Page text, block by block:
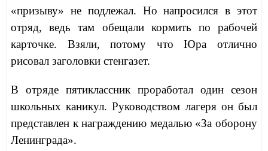
«призыву» не подлежал. Но напросился в этот
отряд, ведь там обещали кормить по рабочей
карточке. Взяли, потому что Юра отлично
рисовал заголовки стенгазет.
В отряде пятиклассник проработал один сезон
школьных каникул. Руководством лагеря он был
представлен к награждению медалью «За оборону
Ленинграда».